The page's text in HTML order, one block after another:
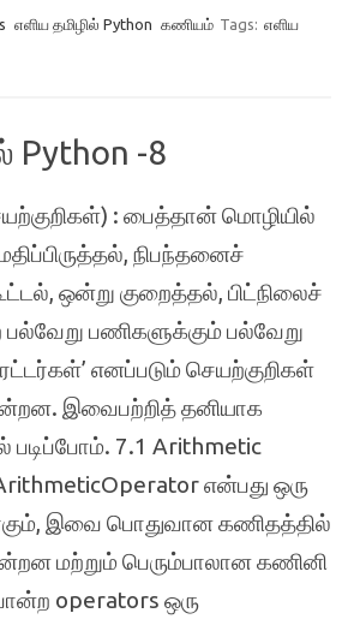
எளிய தமிழில் Python கணியம் Tags: எளிய
Python -8
: பைத்தான் மொழியில்
நிபந்தனைச்
ஒன்று குறைத்தல், பிட்நிலைச்
பணிகளுக்கும் பல்வேறு
எனப்படும் செயற்குறிகள்
இவைபற்றித் தனியாக
படிப்போம். 7.1 Arithmetic
என்பது ஒரு
இவை பொதுவான கணிதத்தில்
மற்றும் பெரும்பாலான கணினி
operators ஒரு